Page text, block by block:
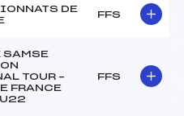
DE
FFS
SAMSE
TOUR –
FRANCE
FFS